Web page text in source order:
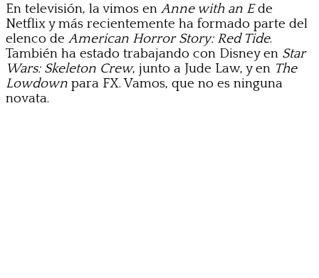
En televisión, la vimos enAnne with an Ede
Netflix y más recientemente ha formado parte del
elenco deAmerican Horror Story: Red Tide.
También ha estado trabajando con Disney en Star
Wars: Skeleton Crew, junto a Jude Law, y en The
Lowdown para FX. Vamos, que no es ninguna
novata.